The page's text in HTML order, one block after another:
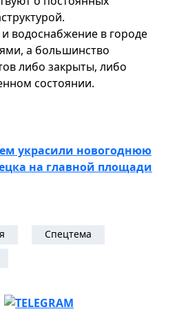
водоснабжение в городе
а большинство
либо закрыты, либо
состоянии.
украсили новогоднюю
на главной площади
Спецтема